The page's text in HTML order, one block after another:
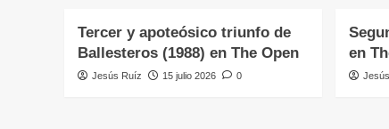
Tercer y apoteósico triunfo de
Ballesteros (1988) en The Open
Jesús Ruíz 15 julio 2026 0
en